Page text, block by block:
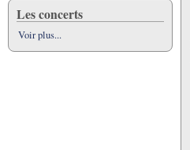
Les concerts
Voir plus...